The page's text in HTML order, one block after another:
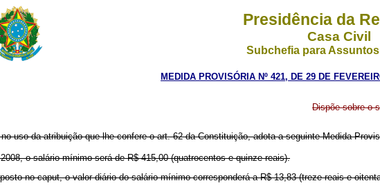
Presidência da
Casa Civil
Subchefia para
MEDIDA PROVISÓRIA Nº 421, DE 29 DE
Dispõe sobre o
uso da atribuição que lhe confere o art. 62 da Constituição, adota a seguinte Medida
o salário mínimo será de R$ 415,00 (quatrocentos e quinze reais).
no caput, o valor diário do salário mínimo corresponderá a R$ 13,83 (treze reais e